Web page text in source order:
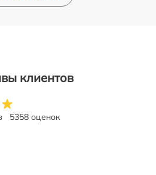
клиентов
5358 оценок